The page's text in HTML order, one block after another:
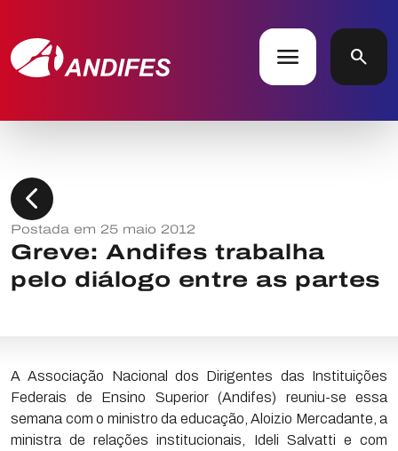
menu search
chevron_left
Postada em 25 maio 2012
Greve: Andifes trabalha
pelo diálogo entre as partes
A Associação Nacional dos Dirigentes das Instituições
Federais de Ensino Superior (Andifes) reuniu-se essa
semana com o ministro da educação, Aloizio Mercadante, a
ministra de relações institucionais, Ideli Salvatti e com